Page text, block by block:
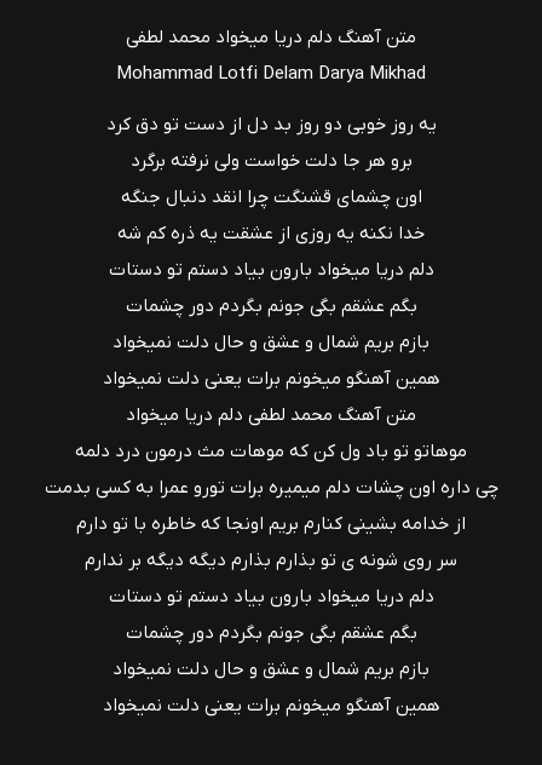
متن آهنگ دلم دریا میخواد محمد لطفی
Mohammad Lotfi Delam Darya Mikhad
یه روز خوبی دو روز بد دل از دست تو دق کرد
برو هر جا دلت خواست ولی نرفته برگرد
اون چشمای قشنگت چرا انقد دنبال جنگه
خدا نکنه یه روزی از عشقت یه ذره کم شه
دلم دریا میخواد بارون بیاد دستم تو دستات
بگم عشقم بگی جونم بگردم دور چشمات
بازم بریم شمال و عشق و حال دلت نمیخواد
همین آهنگو میخونم برات یعنی دلت نمیخواد
متن آهنگ محمد لطفی دلم دریا میخواد
موهاتو تو باد ول کن که موهات مث درمون درد دلمه
چی داره اون چشات دلم میمیره برات تورو عمرا به کسی بدمت
از خدامه بشینی کنارم بریم اونجا که خاطره با تو دارم
سر روی شونه ی تو بذارم بذارم دیگه دیگه بر ندارم
دلم دریا میخواد بارون بیاد دستم تو دستات
بگم عشقم بگی جونم بگردم دور چشمات
بازم بریم شمال و عشق و حال دلت نمیخواد
همین آهنگو میخونم برات یعنی دلت نمیخواد